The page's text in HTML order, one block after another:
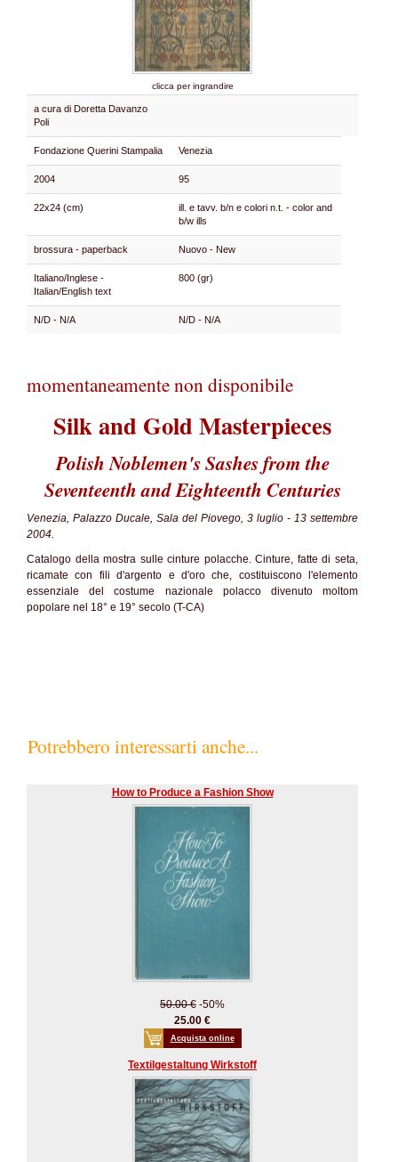
clicca per ingrandire
a cura di Doretta Davanzo
Poli
Fondazione Querini Stampalia Venezia
2004 95
22x24 (cm)
ill. e tavv. b/n e colori n.t. - color and
b/w ills
brossura - paperback Nuovo - New
Italiano/Inglese -
Italian/English text
800 (gr)
N/D - N/A N/D - N/A
momentaneamente non disponibile
Silk and Gold Masterpieces
Polish Noblemen's Sashes from the
Seventeenth and Eighteenth Centuries
Venezia, Palazzo Ducale, Sala del Piovego, 3 luglio - 13 settembre
2004.
Catalogo della mostra sulle cinture polacche. Cinture, fatte di seta,
ricamate con fili d'argento e d'oro che, costituiscono l'elemento
essenziale del costume nazionale polacco divenuto moltom
popolare nel 18° e 19° secolo (T-CA)
Potrebbero interessarti anche...
How to Produce a Fashion Show
50.00 € -50%
25.00 €
Acquista online
Textilgestaltung Wirkstoff